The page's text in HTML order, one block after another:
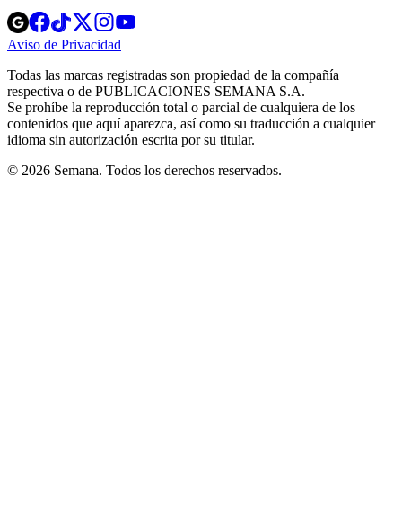
Opens
in
new
Opens
in
new
Opens
in
new
window
Opens
new
windowwindow
Aviso de Privacidad
new
window
Todas las marcas registradas son propiedad de la compañía
respectiva o de PUBLICACIONES SEMANA S.A.
Se prohíbe la reproducción total o parcial de cualquiera de los
contenidos que aquí aparezca, así como su traducción a cualquier
idioma sin autorización escrita por su titular.
© 2026 Semana. Todos los derechos reservados.